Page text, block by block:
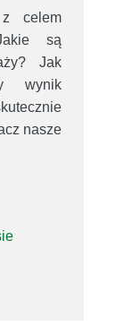
celem
są
Jak
wynik
nasze